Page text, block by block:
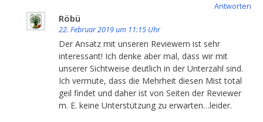
Antworten
Röbü
22. Februar 2019 um 11:15 Uhr
Der Ansatz mit unseren Reviewern ist sehr
interessant! Ich denke aber mal, dass wir mit
unserer Sichtweise deutlich in der Unterzahl sind.
Ich vermute, dass die Mehrheit diesen Mist total
geil findet und daher ist von Seiten der Reviewer
m. E. keine Unterstützung zu erwarten…leider.